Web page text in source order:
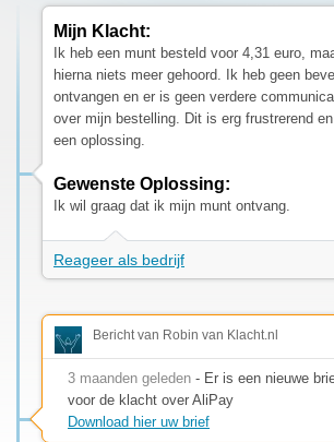
Mijn Klacht:
Ik heb een munt besteld voor 4,31 euro,
hierna niets meer gehoord. Ik heb geen
ontvangen en er is geen verdere
over mijn bestelling. Dit is erg frustrerend
een oplossing.
Gewenste Oplossing:
Ik wil graag dat ik mijn munt ontvang.
Reageer als bedrijf
Bericht van Robin van Klacht.nl
3 maanden geleden - Er is een nieuwe
voor de klacht over AliPay
Download hier uw brief